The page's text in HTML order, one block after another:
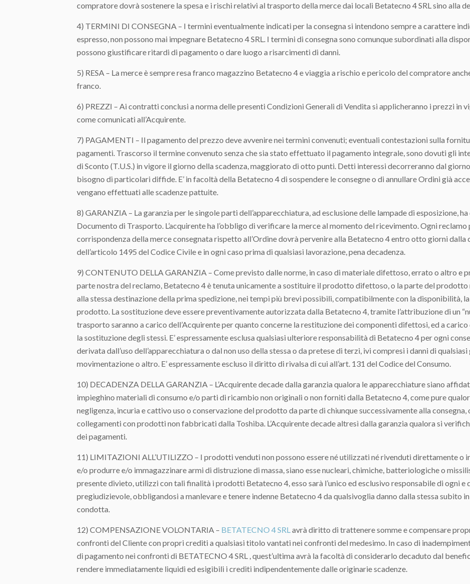
compratore dovrà sostenere la spesa e i rischi relativi al trasporto della merce dai locali Betatecno 4 SRL sino alla
4) TERMINI DI CONSEGNA – I termini eventualmente indicati per la consegna si intendono sempre a carattere
espresso, non possono mai impegnare Betatecno 4 SRL. I termini di consegna sono comunque subordinati alla
possono giustificare ritardi di pagamento o dare luogo a risarcimenti di danni.
5) RESA – La merce è sempre resa franco magazzino Betatecno 4 e viaggia a rischio e pericolo del compratore
franco.
6) PREZZI – Ai contratti conclusi a norma delle presenti Condizioni Generali di Vendita si applicheranno i prezzi in
come comunicati all’Acquirente.
7) PAGAMENTI – Il pagamento del prezzo deve avvenire nei termini convenuti; eventuali contestazioni sulla
pagamenti. Trascorso il termine convenuto senza che sia stato effettuato il pagamento integrale, sono dovuti gli
di Sconto (T.U.S.) in vigore il giorno della scadenza, maggiorato di otto punti. Detti interessi decorreranno dal
bisogno di particolari diffide. E’ in facoltà della Betatecno 4 di sospendere le consegne o di annullare Ordini già
vengano effettuati alle scadenze pattuite.
8) GARANZIA – La garanzia per le singole parti dell’apparecchiatura, ad esclusione delle lampade di esposizione,
Documento di Trasporto. L’acquirente ha l’obbligo di verificare la merce al momento del ricevimento. Ogni reclamo
corrispondenza della merce consegnata rispetto all’Ordine dovrà pervenire alla Betatecno 4 entro otto giorni dalla
dell’articolo 1495 del Codice Civile e in ogni caso prima di qualsiasi lavorazione, pena decadenza.
9) CONTENUTO DELLA GARANZIA – Come previsto dalle norme, in caso di materiale difettoso, errato o altro e
parte nostra del reclamo, Betatecno 4 è tenuta unicamente a sostituire il prodotto difettoso, o la parte del
alla stessa destinazione della prima spedizione, nei tempi più brevi possibili, compatibilmente con la disponibilità,
prodotto. La sostituzione deve essere preventivamente autorizzata dalla Betatecno 4, tramite l’attribuzione di un
trasporto saranno a carico dell’Acquirente per quanto concerne la restituzione dei componenti difettosi, ed a
la sostituzione degli stessi. E’ espressamente esclusa qualsiasi ulteriore responsabilità di Betatecno 4 per ogni
derivata dall’uso dell’apparecchiatura o dal non uso della stessa o da pretese di terzi, ivi compresi i danni di
movimentazione o altro. E’ espressamente escluso il diritto di rivalsa di cui all’art. 131 del Codice del Consumo.
10) DECADENZA DELLA GARANZIA – L’Acquirente decade dalla garanzia qualora le apparecchiature siano
impieghino materiali di consumo e/o parti di ricambio non originali o non forniti dalla Betatecno 4, come pure
negligenza, incuria e cattivo uso o conservazione del prodotto da parte di chiunque successivamente alla consegna,
collegamenti con prodotti non fabbricati dalla Toshiba. L’Acquirente decade altresì dalla garanzia qualora si
dei pagamenti.
11) LIMITAZIONI ALL’UTILIZZO – I prodotti venduti non possono essere né utilizzati né rivenduti direttamente o
e/o produrre e/o immagazzinare armi di distruzione di massa, siano esse nucleari, chimiche, batteriologiche o
presente divieto, utilizzi con tali finalità i prodotti Betatecno 4, esso sarà l’unico ed esclusivo responsabile di ogni e
pregiudizievole, obbligandosi a manlevare e tenere indenne Betatecno 4 da qualsivoglia danno dalla stessa subito
condotta.
12) COMPENSAZIONE VOLONTARIA – BETATECNO 4 SRLavrà diritto di trattenere somme e compensare
confronti del Cliente con propri crediti a qualsiasi titolo vantati nei confronti del medesimo. In caso di
di pagamento nei confronti di BETATECNO 4 SRL , quest’ultima avrà la facoltà di considerarlo decaduto dal
rendere immediatamente liquidi ed esigibili i crediti indipendentemente dalle originarie scadenze.